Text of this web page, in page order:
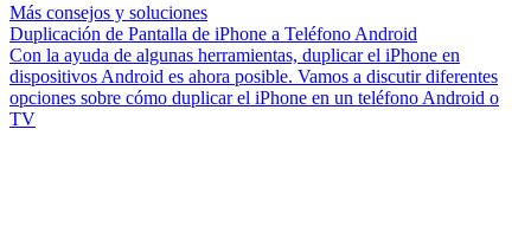
Más consejos y soluciones
Duplicación de Pantalla de iPhone a Teléfono Android
Con la ayuda de algunas herramientas, duplicar el iPhone en
dispositivos Android es ahora posible. Vamos a discutir diferentes
opciones sobre cómo duplicar el iPhone en un teléfono Android o
TV